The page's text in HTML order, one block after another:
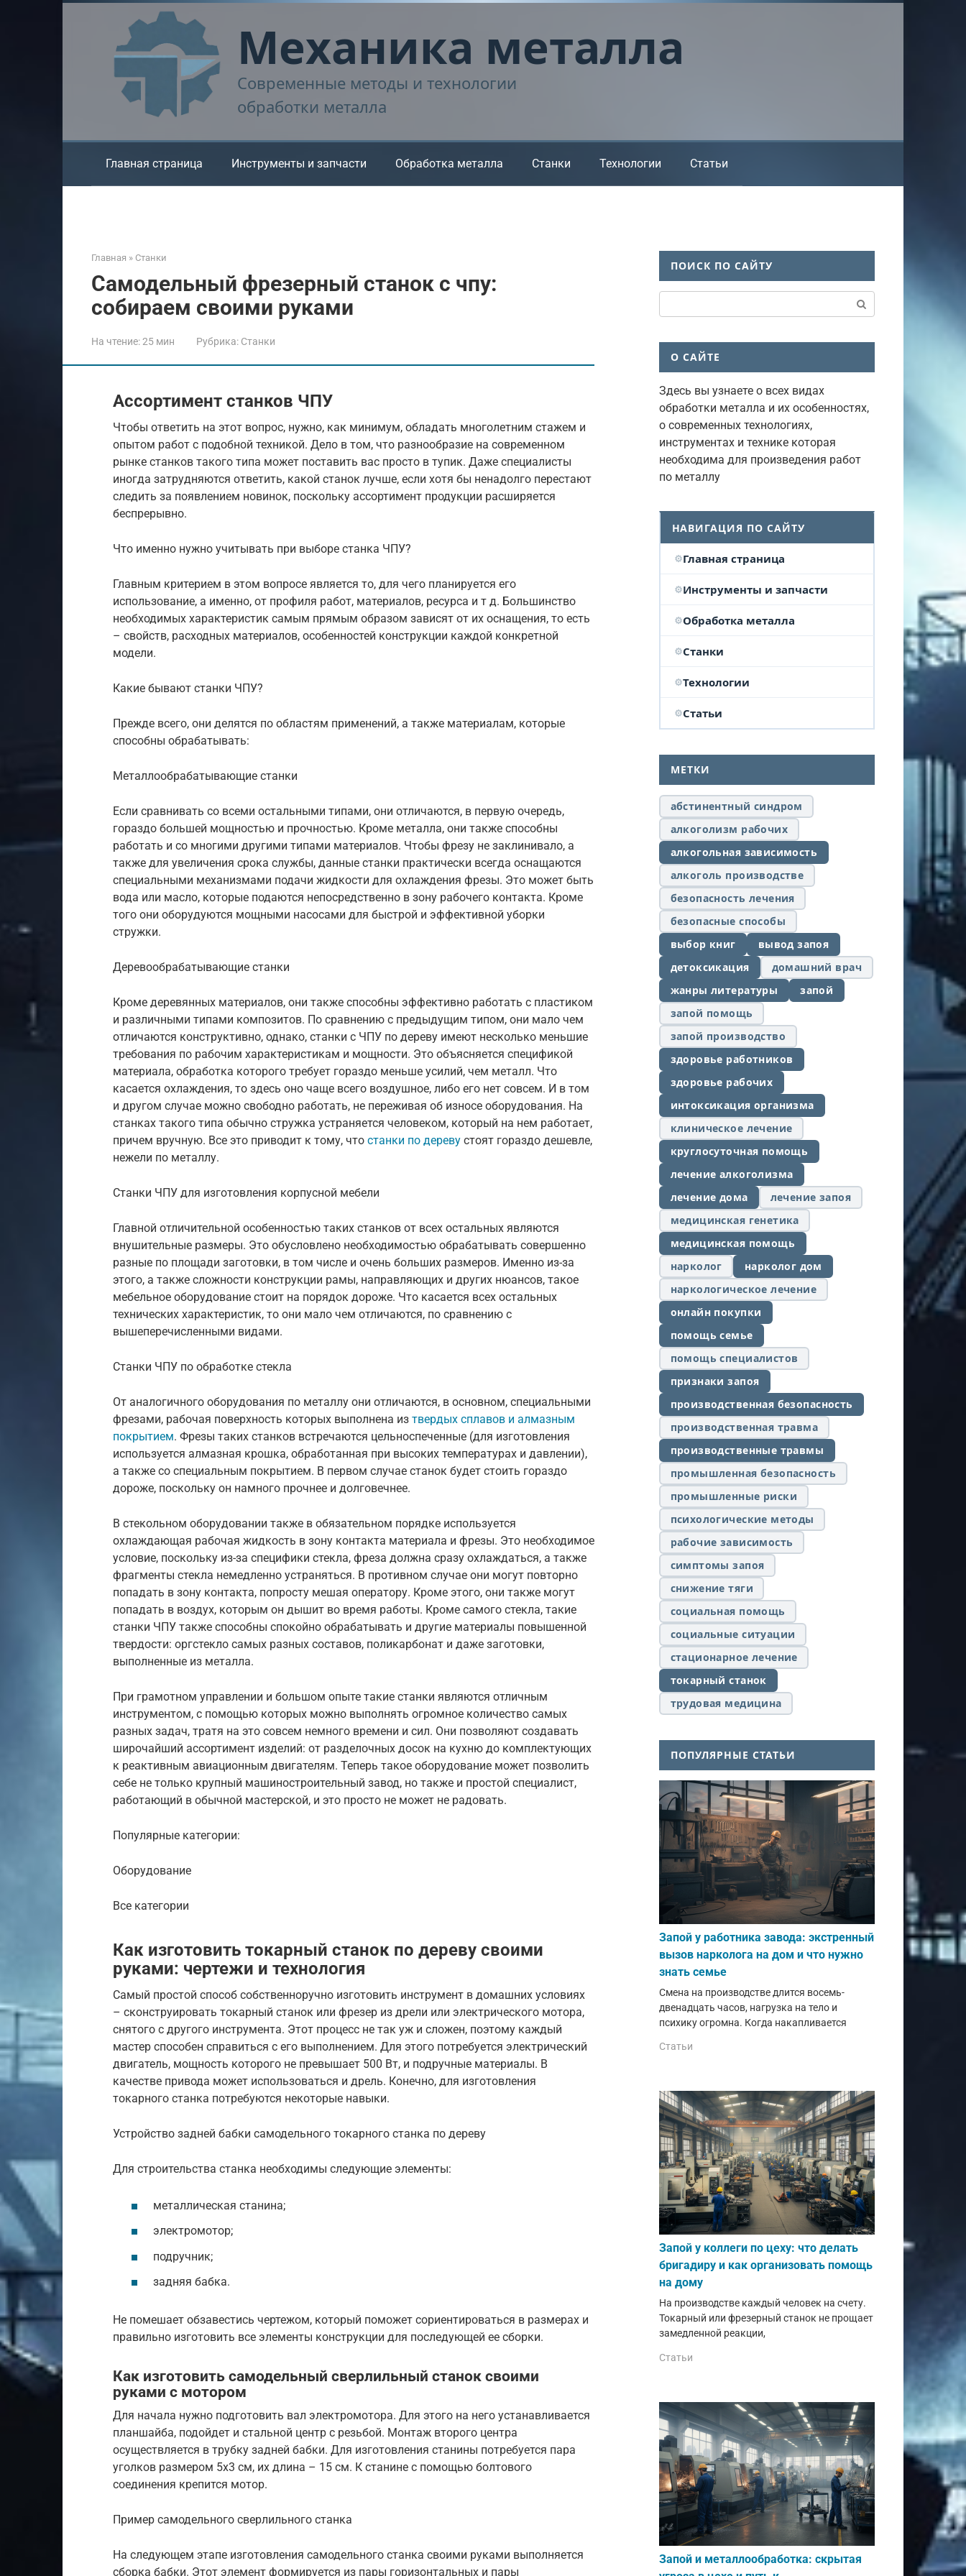
Механика металла
Современные методы и технологии
обработки металла
Главная страница Инструменты и запчасти Обработка металла Станки Технологии Статьи
Главная » Станки
Самодельный фрезерный станок с чпу:
собираем своими руками
На чтение:25 мин Рубрика: Станки
Ассортимент станков ЧПУ
Чтобы ответить на этот вопрос, нужно, как минимум, обладать многолетним стажем и
опытом работ с подобной техникой. Дело в том, что разнообразие на современном
рынке станков такого типа может поставить вас просто в тупик. Даже специалисты
иногда затрудняются ответить, какой станок лучше, если хотя бы ненадолго перестают
следить за появлением новинок, поскольку ассортимент продукции расширяется
беспрерывно.
Что именно нужно учитывать при выборе станка ЧПУ?
Главным критерием в этом вопросе является то, для чего планируется его
использование, а именно, от профиля работ, материалов, ресурса и т д. Большинство
необходимых характеристик самым прямым образом зависят от их оснащения, то есть
– свойств, расходных материалов, особенностей конструкции каждой конкретной
модели.
Какие бывают станки ЧПУ?
Прежде всего, они делятся по областям применений, а также материалам, которые
способны обрабатывать:
Металлообрабатывающие станки
Если сравнивать со всеми остальными типами, они отличаются, в первую очередь,
гораздо большей мощностью и прочностью. Кроме металла, они также способны
работать и со многими другими типами материалов. Чтобы фрезу не заклинивало, а
также для увеличения срока службы, данные станки практически всегда оснащаются
специальными механизмами подачи жидкости для охлаждения фрезы. Это может быть
вода или масло, которые подаются непосредственно в зону рабочего контакта. Кроме
того они оборудуются мощными насосами для быстрой и эффективной уборки
стружки.
Деревообрабатывающие станки
Кроме деревянных материалов, они также способны эффективно работать с пластиком
и различными типами композитов. По сравнению с предыдущим типом, они мало чем
отличаются конструктивно, однако, станки с ЧПУ по дереву имеют несколько меньшие
требования по рабочим характеристикам и мощности. Это объясняется спецификой
материала, обработка которого требует гораздо меньше усилий, чем металл. Что
касается охлаждения, то здесь оно чаще всего воздушное, либо его нет совсем. И в том
и другом случае можно свободно работать, не переживая об износе оборудования. На
станках такого типа обычно стружка устраняется человеком, который на нем работает,
причем вручную. Все это приводит к тому, что станки по дереву стоят гораздо дешевле,
нежели по металлу.
Станки ЧПУ для изготовления корпусной мебели
Главной отличительной особенностью таких станков от всех остальных являются
внушительные размеры. Это обусловлено необходимостью обрабатывать совершенно
разные по площади заготовки, в том числе и очень больших размеров. Именно из-за
этого, а также сложности конструкции рамы, направляющих и других нюансов, такое
мебельное оборудование стоит на порядок дороже. Что касается всех остальных
технических характеристик, то они мало чем отличаются, по сравнению с
вышеперечисленными видами.
Станки ЧПУ по обработке стекла
От аналогичного оборудования по металлу они отличаются, в основном, специальными
фрезами, рабочая поверхность которых выполнена из твердых сплавов и алмазным
покрытием. Фрезы таких станков встречаются цельноспеченные (для изготовления
используется алмазная крошка, обработанная при высоких температурах и давлении),
а также со специальным покрытием. В первом случае станок будет стоить гораздо
дороже, поскольку он намного прочнее и долговечнее.
В стекольном оборудовании также в обязательном порядке используется
охлаждающая рабочая жидкость в зону контакта материала и фрезы. Это необходимое
условие, поскольку из-за специфики стекла, фреза должна сразу охлаждаться, а также
фрагменты стекла немедленно устраняться. В противном случае они могут повторно
попадать в зону контакта, попросту мешая оператору. Кроме этого, они также могут
попадать в воздух, которым он дышит во время работы. Кроме самого стекла, такие
станки ЧПУ также способны спокойно обрабатывать и другие материалы повышенной
твердости: оргстекло самых разных составов, поликарбонат и даже заготовки,
выполненные из металла.
При грамотном управлении и большом опыте такие станки являются отличным
инструментом, с помощью которых можно выполнять огромное количество самых
разных задач, тратя на это совсем немного времени и сил. Они позволяют создавать
широчайший ассортимент изделий: от разделочных досок на кухню до комплектующих
к реактивным авиационным двигателям. Теперь такое оборудование может позволить
себе не только крупный машиностроительный завод, но также и простой специалист,
работающий в обычной мастерской, и это просто не может не радовать.
Популярные категории:
Оборудование
Все категории
Как изготовить токарный станок по дереву своими
руками: чертежи и технология
Самый простой способ собственноручно изготовить инструмент в домашних условиях
– сконструировать токарный станок или фрезер из дрели или электрического мотора,
снятого с другого инструмента. Этот процесс не так уж и сложен, поэтому каждый
мастер способен справиться с его выполнением. Для этого потребуется электрический
двигатель, мощность которого не превышает 500 Вт, и подручные материалы. В
качестве привода может использоваться и дрель. Конечно, для изготовления
токарного станка потребуются некоторые навыки.
Устройство задней бабки самодельного токарного станка по дереву
Для строительства станка необходимы следующие элементы:
металлическая станина;
электромотор;
подручник;
задняя бабка.
Не помешает обзавестись чертежом, который поможет сориентироваться в размерах и
правильно изготовить все элементы конструкции для последующей ее сборки.
Как изготовить самодельный сверлильный станок своими
руками с мотором
Для начала нужно подготовить вал электромотора. Для этого на него устанавливается
планшайба, подойдет и стальной центр с резьбой. Монтаж второго центра
осуществляется в трубку задней бабки. Для изготовления станины потребуется пара
уголков размером 5х3 см, их длина – 15 см. К станине с помощью болтового
соединения крепится мотор.
Пример самодельного сверлильного станка
На следующем этапе изготовления самодельного станка своими руками выполняется
сборка бабки. Этот элемент формируется из пары горизонтальных и пары
ПОИСК ПО САЙТУ
О САЙТЕ
Здесь вы узнаете о всех видах
обработки металла и их особенностях,
о современных технологиях,
инструментах и технике которая
необходима для произведения работ
по металлу
НАВИГАЦИЯ ПО САЙТУ
Главная страница
Инструменты и запчасти
Обработка металла
Станки
Технологии
Статьи
МЕТКИ
абстинентный синдром
алкоголизм рабочих
алкогольная зависимость
алкоголь производстве
безопасность лечения
безопасные способы
выбор книг
вывод запоя
детоксикация
домашний врач
жанры литературы
запой
запой помощь
запой производство
здоровье работников
здоровье рабочих
интоксикация организма
клиническое лечение
круглосуточная помощь
лечение алкоголизма
лечение дома
лечение запоя
медицинская генетика
медицинская помощь
нарколог
нарколог дом
наркологическое лечение
онлайн покупки
помощь семье
помощь специалистов
признаки запоя
производственная безопасность
производственная травма
производственные травмы
промышленная безопасность
промышленные риски
психологические методы
рабочие зависимость
симптомы запоя
снижение тяги
социальная помощь
социальные ситуации
стационарное лечение
токарный станок
трудовая медицина
ПОПУЛЯРНЫЕ СТАТЬИ
Запой у работника завода: экстренный
вызов нарколога на дом и что нужно
знать семье
Смена на производстве длится восемь-
двенадцать часов, нагрузка на тело и
психику огромна. Когда накапливается
Статьи
Запой у коллеги по цеху: что делать
бригадиру и как организовать помощь
на дому
На производстве каждый человек на счету.
Токарный или фрезерный станок не прощает
замедленной реакции,
Статьи
Запой и металлообработка: скрытая